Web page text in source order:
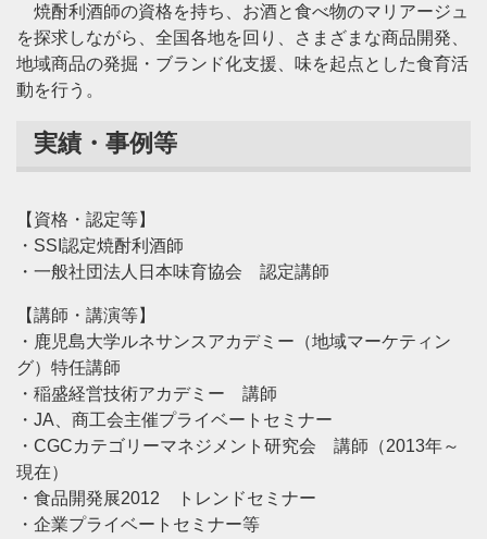
焼酎利酒師の資格を持ち、お酒と食べ物のマリアージュ
を探求しながら、全国各地を回り、さまざまな商品開発、
地域商品の発掘・ブランド化支援、味を起点とした食育活
動を行う。
実績・事例等
【資格・認定等】
・SSI認定焼酎利酒師
・一般社団法人日本味育協会 認定講師
【講師・講演等】
・鹿児島大学ルネサンスアカデミー（地域マーケティン
グ）特任講師
・稲盛経営技術アカデミー 講師
・JA、商工会主催プライベートセミナー
・CGCカテゴリーマネジメント研究会 講師（2013年～
現在）
・食品開発展2012 トレンドセミナー
・企業プライベートセミナー等